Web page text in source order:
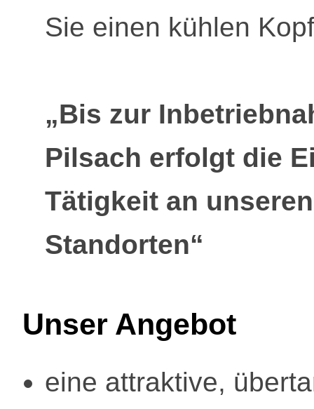
Sie einen kühlen
„Bis zur
Pilsach erfolgt die
Tätigkeit an
Standorten“
Unser Angebot
eine attraktive,